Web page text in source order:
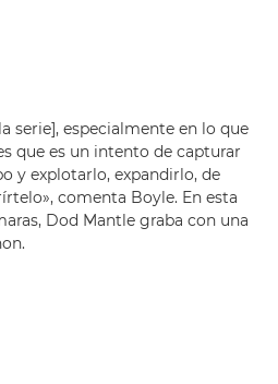
serie], especialmente en lo que
que es un intento de capturar
y explotarlo, expandirlo, de
comenta Boyle. En esta
Dod Mantle graba con una